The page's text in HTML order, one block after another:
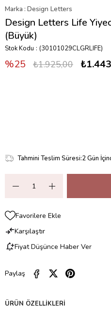
Marka : Design Letters
Design Letters Life
(Büyük)
Stok Kodu (30101029CLGRLIFE)
25 ₺1.925,00
Tahmini Teslim Süresi:2 Gün
Favorilere Ekle
Karşılaştır
Fiyat Düşünce Haber Ver
Paylaş
ÜRÜN ÖZELLIKLERI